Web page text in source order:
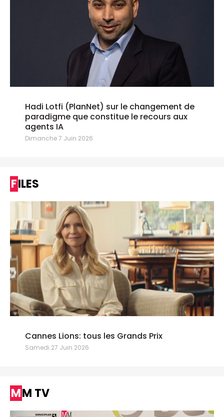
Hadi Lotfi (PlanNet) sur le changement de
paradigme que constitue le recours aux
agents IA
Dimanche 7 Juin 2026
FILES
Cannes Lions: tous les Grands Prix
Samedi 27 Juin 2026
MM TV